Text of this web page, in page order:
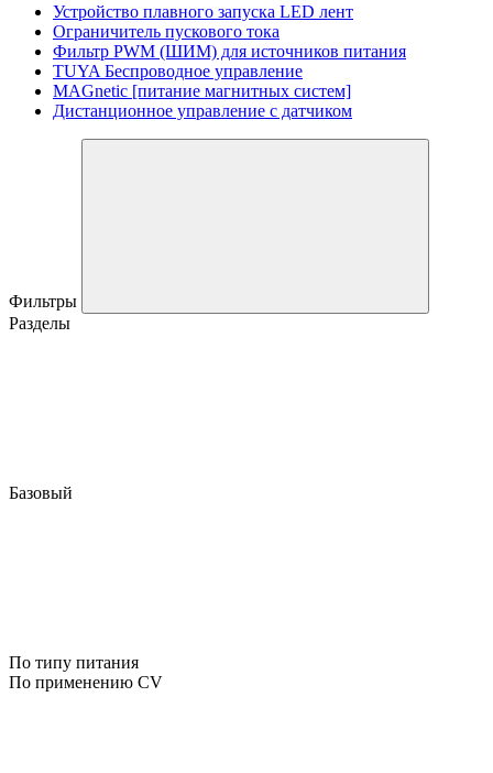
Устройство плавного запуска LED лент
Ограничитель пускового тока
Фильтр PWM (ШИМ) для источников питания
TUYA Беспроводное управление
MAGnetic [питание магнитных систем]
Дистанционное управление с датчиком
Фильтры
Разделы
Базовый
По типу питания
По применению CV